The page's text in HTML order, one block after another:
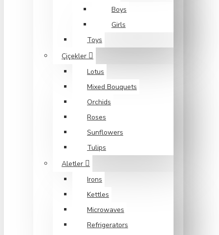
Boys
Girls
Toys
Çiçekler
Lotus
Mixed Bouquets
Orchids
Roses
Sunflowers
Tulips
Aletler
Irons
Kettles
Microwaves
Refrigerators